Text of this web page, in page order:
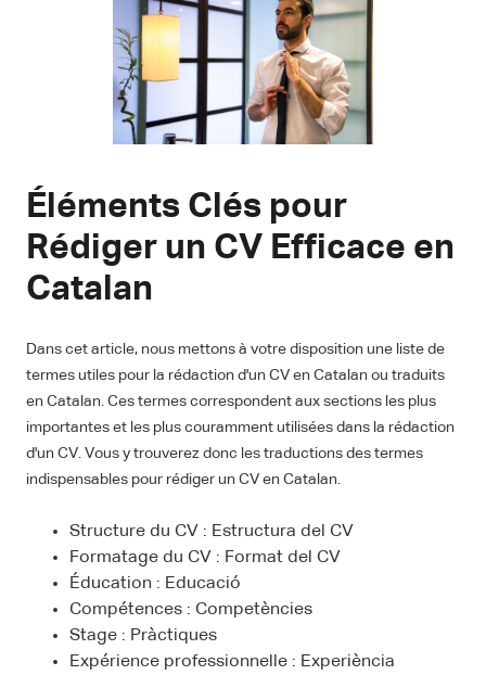
Éléments Clés pour
Rédiger un CV Efficace en
Catalan
Dans cet article, nous mettons à votre disposition une liste de
termes utiles pour la rédaction d'un CV en Catalan ou traduits
en Catalan. Ces termes correspondent aux sections les plus
importantes et les plus couramment utilisées dans la rédaction
d'un CV. Vous y trouverez donc les traductions des termes
indispensables pour rédiger un CV en Catalan.
Structure du CV : Estructura del CV
Formatage du CV : Format del CV
Éducation : Educació
Compétences : Competències
Stage : Pràctiques
Expérience professionnelle : Experiència